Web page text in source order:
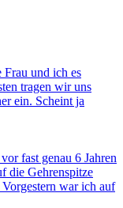
und ich es
tragen wir uns
ein. Scheint ja
fast genau 6 Jahren
die Gehrenspitze
war ich auf